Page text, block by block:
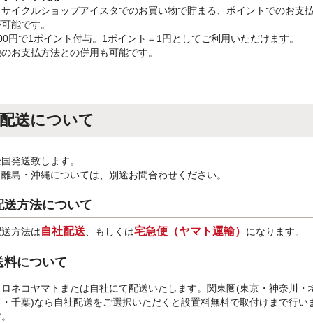
イクルショップアイスタでのお買い物で貯まる、ポイントでのお支
能です。
円で1ポイント付与。1ポイント＝1円としてご利用いただけます。
お支払方法との併用も可能です。
配送について
発送致します。
島・沖縄については、別途お問合わせください。
送方法について
方法は自社配送 、もしくは宅急便（ヤマト運輸） になります。
料について
ネコヤマトまたは自社にて配送いたします。関東圏(東京・神奈川・
千葉)なら自社配送をご選択いただくと設置料無料で取付けまで行い